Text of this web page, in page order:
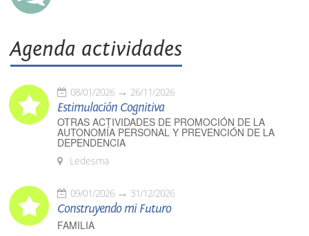
Agenda actividades
08/01/2026 26/11/2026
Estimulación Cognitiva
OTRAS ACTIVIDADES DE PROMOCIÓN DE LA
AUTONOMÍA PERSONAL Y PREVENCIÓN DE LA
DEPENDENCIA
Ledesma
09/01/2026 31/12/2026
Construyendo mi Futuro
FAMILIA